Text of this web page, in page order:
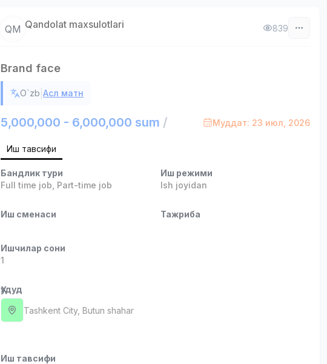
QM Qandolat maxsulotlari 839
Brand face
O`zb |Асл матн
5,000,000 - 6,000,000 sum / Муддат: 23 июл, 2026
Иш тавсифи
Бандлик тури
Full time job Part-time job
Иш режими
Ish joyidan
Иш сменаси Тажриба
Ишчилар сони
1
Ҳудуд
Tashkent City, Butun shahar
Иш тавсифи